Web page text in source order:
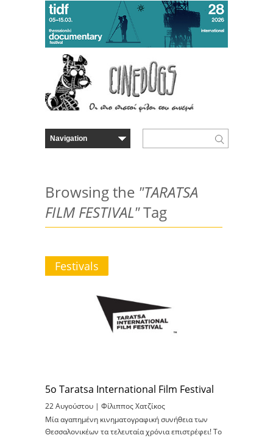
Browsing the "TARATSA
FILM FESTIVAL"Tag
Festivals
5ο Taratsa International Film Festival
22 Αυγούστου | Φίλιππος Χατζίκος
Μία αγαπημένη κινηματογραφική συνήθεια των
Θεσσαλονικέων τα τελευταία χρόνια επιστρέφει! Το